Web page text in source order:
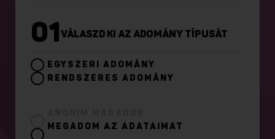
01 VÁLASZD KI AZ ADOMÁNY TÍPUSÁT
EGYSZERI ADOMÁNY
RENDSZERES ADOMÁNY
MEGADOM AZ ADATAIMAT